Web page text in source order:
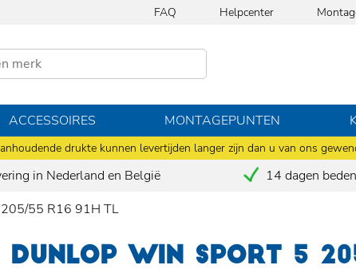
drukte kunnen levertijden langer zijn dan u van ons
FAQ Helpcenter
ACCESSOIRES MONTAGEPUNTEN
in Nederland en België 14 dagen
55 R16 91H TL
DUNLOP WIN SPORT 5